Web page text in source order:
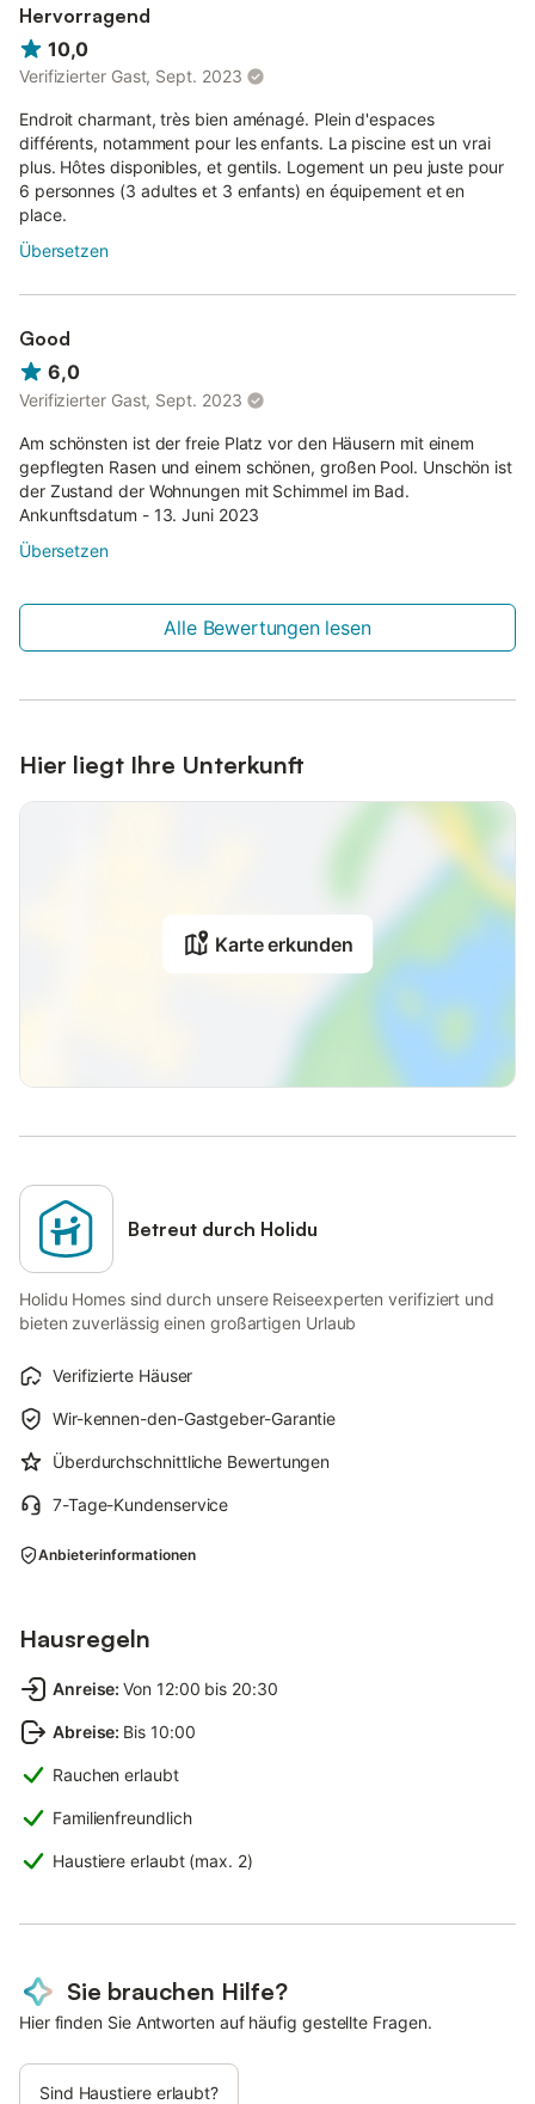
Hervorragend
10,0
Verifizierter Gast, Sept. 2023
Endroit charmant, très bien aménagé. Plein d'espaces
différents, notamment pour les enfants. La piscine est un vrai
plus. Hôtes disponibles, et gentils. Logement un peu juste pour
6 personnes (3 adultes et 3 enfants) en équipement et en
place.
Übersetzen
Good
6,0
Verifizierter Gast, Sept. 2023
Am schönsten ist der freie Platz vor den Häusern mit einem
gepflegten Rasen und einem schönen, großen Pool. Unschön ist
der Zustand der Wohnungen mit Schimmel im Bad.
Ankunftsdatum - 13. Juni 2023
Übersetzen
Alle Bewertungen lesen
Hier liegt Ihre Unterkunft
Karte erkunden
Betreut durch Holidu
Holidu Homes sind durch unsere Reiseexperten verifiziert und
bieten zuverlässig einen großartigen Urlaub
Verifizierte Häuser
Wir-kennen-den-Gastgeber-Garantie
Überdurchschnittliche Bewertungen
7-Tage-Kundenservice
Anbieterinformationen
Hausregeln
Anreise: Von 12:00 bis 20:30
Abreise: Bis 10:00
Rauchen erlaubt
Familienfreundlich
Haustiere erlaubt (max. 2)
Sie brauchen Hilfe?
Hier finden Sie Antworten auf häufig gestellte Fragen.
Sind Haustiere erlaubt?